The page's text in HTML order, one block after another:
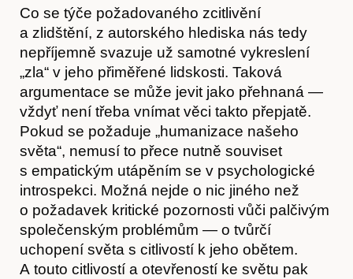
Co se týče požadovaného zcitlivění
a zlidštění, z autorského hlediska nás tedy
nepříjemně svazuje už samotné vykreslení
„zla“ v jeho přiměřené lidskosti. Taková
argumentace se může jevit jako přehnaná —
vždyť není třeba vnímat věci takto přepjatě.
Pokud se požaduje „humanizace našeho
světa“, nemusí to přece nutně souviset
s empatickým utápěním se v psychologické
introspekci. Možná nejde o nic jiného než
o požadavek kritické pozornosti vůči palčivým
společenským problémům — o tvůrčí
uchopení světa s citlivostí k jeho obětem.
A touto citlivostí a otevřeností ke světu pak